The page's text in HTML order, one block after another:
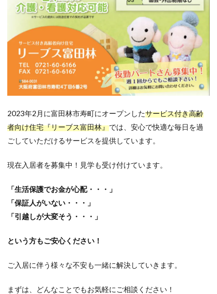
2023年2月に富田林市寿町にオープンしたサービス付き高齢
者向け住宅『リーブス富田林』では、安心で快適な毎日を過
ごしていただけるサービスを提供しています。
現在入居者を募集中！見学も受け付けています。
「生活保護でお金が心配・・・」
「保証人がいない・・・」
「引越しが大変そう・・・」
という方もご安心ください！
ご入居に伴う様々な不安も一緒に解決していきます。
まずは、どんなことでもお気軽にご相談ください！